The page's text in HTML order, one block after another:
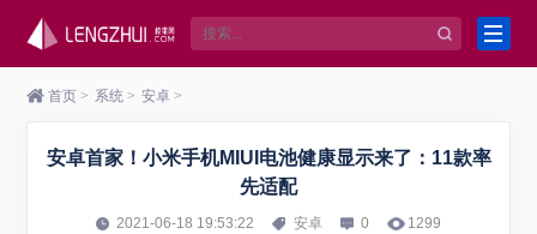
首页 > 系统 > 安卓 >
安卓首家！小米手机MIUI电池健康显示来了：11款率
先适配
2021-06-18 19:53:22 安卓 0 1299